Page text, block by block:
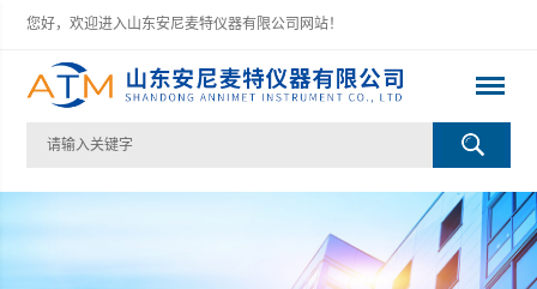
您好，欢迎进入山东安尼麦特仪器有限公司网站！